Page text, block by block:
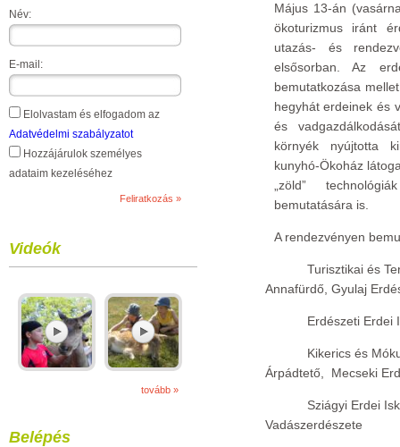
Név:
E-mail:
Elolvastam és elfogadom az
Adatvédelmi szabályzatot
Hozzájárulok személyes
adataim kezeléséhez
Videók
tovább »
Belépés
Május 13-án
ökoturizmus iránt
utazás- és
elsősorban. Az
bemutatkozása
hegyhát erdeinek és
és
környék nyújtotta
kunyhó-Ökoház
„zöld”
bemutatására is.
A rendezvényen
Turisztikai és
Annafürdő, Gyulaj
Erdészeti Erdei
Kikerics és
Árpádtető, Mecseki
Sziágyi Erdei
Vadászerdészete